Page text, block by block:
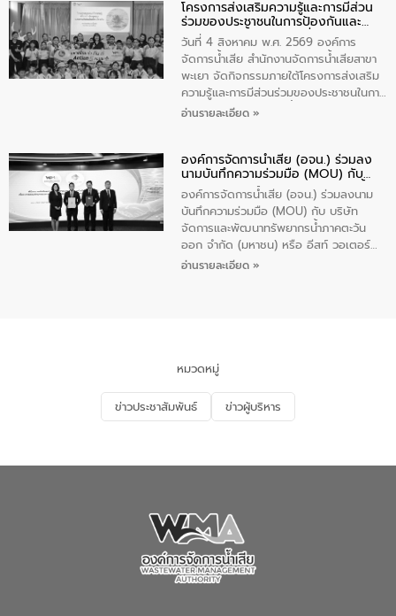
“ชุมชนร่วมใจ น้ำใสยั่งยืน” ได้บรรยายให้
ความรู้เกี่ยวกับการจัดการน้ำเสียและการใช้
ถังดักไขมันให้แก่นักเรียนโรงเรียนวัดบ่อ
(นันทวิทยา) เทศบาลนครปากเกร็ด อำเภอ
ปากเกร็ด จังหวัดนนทบุรี จำนวน 30 คน
โครงการส่งเสริมความรู้และการมีส่วน
ร่วมของประชาชนในการป้องกันและ
แก้ไขปัญหาน้ำเสียอย่างยั่งยืน
วันที่ 4 สิงหาคม พ.ศ. 2569 องค์การ
จัดการน้ำเสีย สำนักงานจัดการน้ำเสียสาขา
พะเยา จัดกิจกรรมภายใต้โครงการส่งเสริม
ความรู้และการมีส่วนร่วมของประชาชนในการ
ป้องกันและแก้ไขปัญหาน้ำเสียอย่างยั่งยืน
ชุมชนและการบำบัดน้ำเสียเบื้องต้น ให้กับ
นักเรียนชั้นประถมศึกษาปีที่ 5 โรงเรียน
เทศบาล 1 (พะเยาประชานุกูล) จำนวน 30
คน
อ่านรายละเอียด »
องค์การจัดการน้ำเสีย (อจน.) ร่วมลง
นามบันทึกความร่วมมือ (MOU) กับ
บริษัท จัดการและพัฒนาทรัพยากรน้ำ
ภาคตะวันออก จำกัด (มหาชน) หรือ อีส
ท์ วอเตอร์
องค์การจัดการน้ำเสีย (อจน.) ร่วมลงนาม
บันทึกความร่วมมือ (MOU) กับ บริษัท
จัดการและพัฒนาทรัพยากรน้ำภาคตะวัน
ออก จำกัด (มหาชน) หรือ อีสท์ วอเตอร์
เมื่อวันอังคารที่ 4 สิงหาคม 2569 ณ ห้อง
ด้านน้ำของประเทศ และเตรียมความพร้อม
รองรับการเติบโตของเมือง รวมถึงการ
ลงทุนในอุตสาหกรรมแห่งอนาคต ตลอดจน
มุ่งตอบโจทย์ความท้าทายจากวิกฤตการ
ในครั้งนี้เป็นการดึงจุดแข็งและความ
(อจน.) มาผสานกับประสบการณ์และ
เทคโนโลยีโครงข่ายน้ำครบวงจรในพื้นที่ EEC
ของอีสท์ วอเตอร์ เพื่อร่วมกันศึกษา
เทคโนโลยีการปรับปรุงคุณภาพน้ำ (Water
Reuse) และพัฒนารูปแบบการดำเนินงาน
อ่านรายละเอียด »
หมวดหมู่
ข่าวประชาสัมพันธ์ ข่าวผู้บริหาร